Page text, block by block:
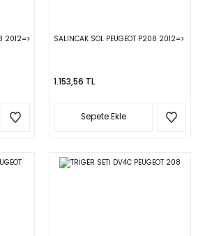
2012=> SALINCAK SOL PEUGEOT P208 2012=>
1.153,56 TL
Sepete Ekle